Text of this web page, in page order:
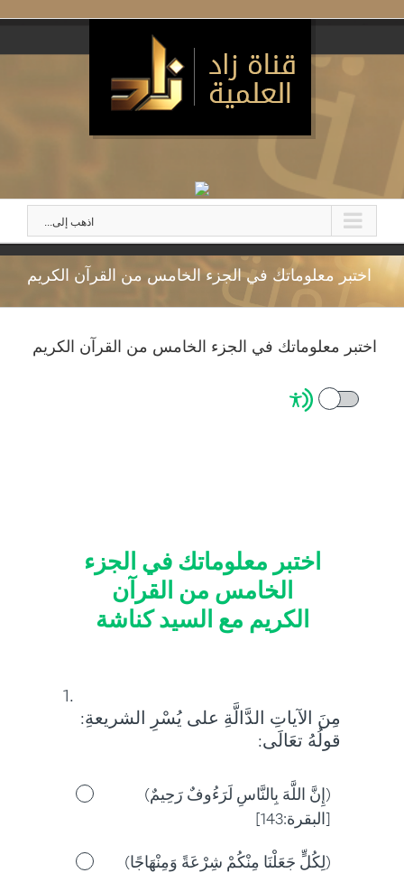
اذهب إلى...
اختبر معلوماتك في الجزء الخامس من القرآن الكريم
اختبر معلوماتك في الجزء الخامس من القرآن الكريم